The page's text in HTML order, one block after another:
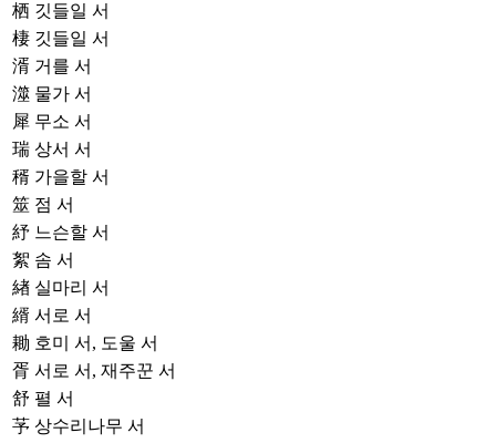
栖 깃들일 서
棲 깃들일 서
湑 거를 서
澨 물가 서
犀 무소 서
瑞 상서 서
稰 가을할 서
筮 점 서
紓 느슨할 서
絮 솜 서
緖 실마리 서
縃 서로 서
耡 호미 서, 도울 서
胥 서로 서, 재주꾼 서
舒 펼 서
芧 상수리나무 서